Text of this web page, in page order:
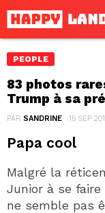
PEOPLE
83 photos
Trump à sa
PAR SANDRINE 15 SEP
Papa cool
Malgré la
Junior à se
ne semble pas